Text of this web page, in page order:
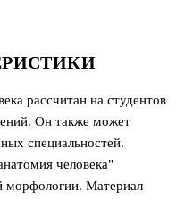
рассчитан на студентов
Он также может
специальностей.
человека"
морфологии. Материал